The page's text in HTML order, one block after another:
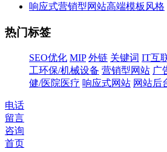
响应式营销型网站高端模板风格
热门标签
SEO优化 MIP 外链 关键词 IT互
工环保/机械设备 营销型网站 广
健/医院医疗 响应式网站 网站后
电话
留言
咨询
首页